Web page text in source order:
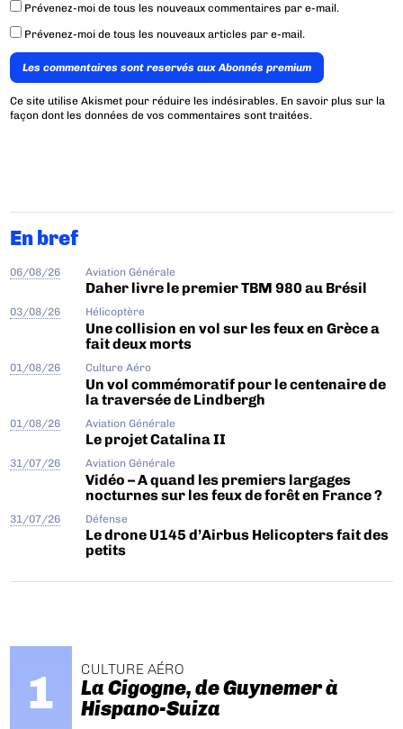
Prévenez-moi de tous les nouveaux commentaires par e-mail.
Prévenez-moi de tous les nouveaux articles par e-mail.
Les commentaires sont reservés aux Abonnés premium
Ce site utilise Akismet pour réduire les indésirables. En savoir plus sur la
façon dont les données de vos commentaires sont traitées.
En bref
06/08/26 Aviation Générale
Daher livre le premier TBM 980 au Brésil
03/08/26 Hélicoptère
Une collision en vol sur les feux en Grèce a
fait deux morts
01/08/26 Culture Aéro
Un vol commémoratif pour le centenaire de
la traversée de Lindbergh
01/08/26 Aviation Générale
Le projet Catalina II
31/07/26 Aviation Générale
Vidéo – A quand les premiers largages
nocturnes sur les feux de forêt en France ?
31/07/26 Défense
Le drone U145 d’Airbus Helicopters fait des
petits
CULTURE AÉRO
La Cigogne, de Guynemer à
Hispano-Suiza